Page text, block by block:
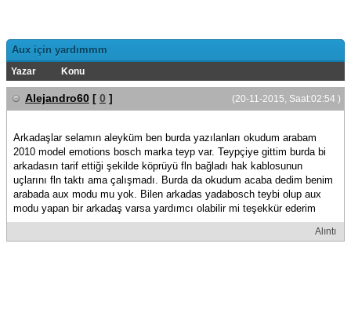
Aux için yardımmm
Yazar Konu
(20-11-2015, Saat:02:54 )
Alejandro60 [ 0 ]
Arkadaşlar selamın aleyküm ben burda yazılanları okudum arabam
2010 model emotions bosch marka teyp var. Teypçiye gittim burda bi
arkadasın tarif ettiği şekilde köprüyü fln bağladı hak kablosunun
uçlarını fln taktı ama çalışmadı. Burda da okudum acaba dedim benim
arabada aux modu mu yok. Bilen arkadas yadabosch teybi olup aux
modu yapan bir arkadaş varsa yardımcı olabilir mi teşekkür ederim
Alıntı